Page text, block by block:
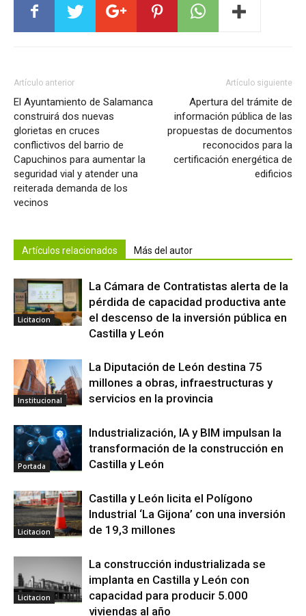
Artículo anterior
El Ayuntamiento de Salamanca
construirá dos nuevas
glorietas en cruces
conflictivos del barrio de
Capuchinos para aumentar la
seguridad vial y atender una
reiterada demanda de los
vecinos
Artículo siguiente
Apertura del trámite de
información pública de las
propuestas de documentos
reconocidos para la
certificación energética de
edificios
Artículos relacionados Más del autor
Licitacion
La Cámara de Contratistas alerta de la
pérdida de capacidad productiva ante
el descenso de la inversión pública en
Castilla y León
Institucional
La Diputación de León destina 75
millones a obras, infraestructuras y
servicios en la provincia
Portada
Industrialización, IA y BIM impulsan la
transformación de la construcción en
Castilla y León
Licitacion
Castilla y León licita el Polígono
Industrial ‘La Gijona’ con una inversión
de 19,3 millones
Licitacion
La construcción industrializada se
implanta en Castilla y León con
capacidad para producir 5.000
viviendas al año